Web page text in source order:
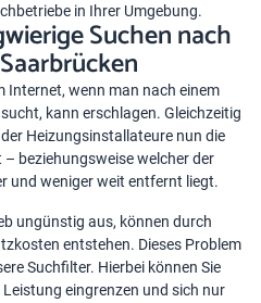
in Ihrer Umgebung.
Suchen nach
Internet, wenn man nach einem
kann erschlagen. Gleichzeitig
Heizungsinstallateure nun die
beziehungsweise welcher der
und weniger weit entfernt liegt.
ungünstig aus, können durch
entstehen. Dieses Problem
Suchfilter. Hierbei können Sie
eingrenzen und sich nur